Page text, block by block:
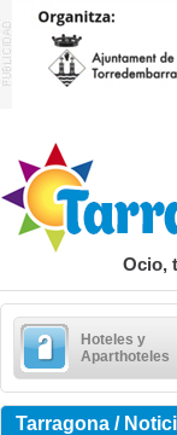
Ocio,
Hoteles y
Aparthoteles
Tarragona /